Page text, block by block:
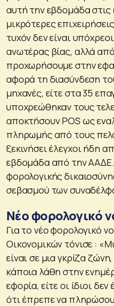
αυτή την εβδομάδα στις
μικρότερες
τυχόν δεν είναι
ανωτέρας βίας, αλλά
προχωρήσουμε στην
αφορά τη διασύνδεση
μηχανές, είτε στα 35
υποχρεώθηκαν τους
αποκτήσουν POS ως
πληρωμής από τους
ξεκινήσει έλεγχοι ήδη
εβδομάδα από την ΑΑΔΕ.
φορολογικής
σεβασμού των
Νέο φορολογικό
Για το νέο φορολογικό
Οικονομικών τόνισε :
είναι σε μια γκρίζα ζώνη,
κάποια λάθη στην
εφορία, είτε οι ίδιοι
ότι έπρεπε να